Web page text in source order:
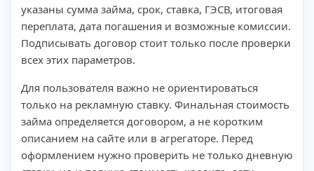
указаны сумма займа, срок, ставка, ГЭСВ, итоговая
переплата, дата погашения и возможные комиссии.
Подписывать договор стоит только после проверки
всех этих параметров.
Для пользователя важно не ориентироваться
только на рекламную ставку. Финальная стоимость
займа определяется договором, а не коротким
описанием на сайте или в агрегаторе. Перед
оформлением нужно проверить не только дневную